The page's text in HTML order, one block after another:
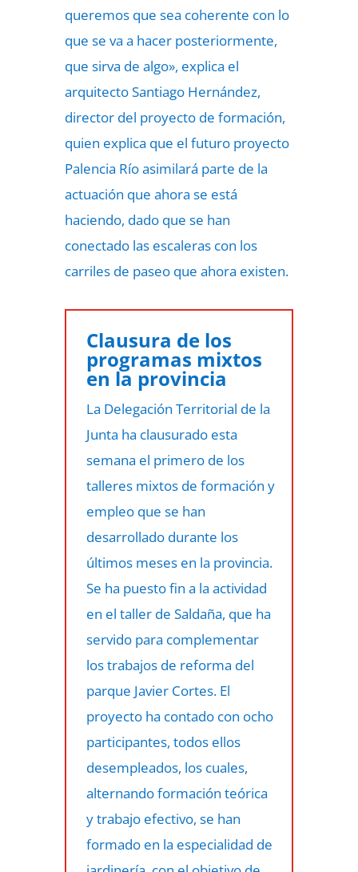
queremos que sea coherente con lo
que se va a hacer posteriormente,
que sirva de algo», explica el
arquitecto Santiago Hernández,
director del proyecto de formación,
quien explica que el futuro proyecto
Palencia Río asimilará parte de la
actuación que ahora se está
haciendo, dado que se han
conectado las escaleras con los
carriles de paseo que ahora existen.
Clausura de los
programas mixtos
en la provincia
La Delegación Territorial de la
Junta ha clausurado esta
semana el primero de los
talleres mixtos de formación y
empleo que se han
desarrollado durante los
últimos meses en la provincia.
Se ha puesto fin a la actividad
en el taller de Saldaña, que ha
servido para complementar
los trabajos de reforma del
parque Javier Cortes. El
proyecto ha contado con ocho
participantes, todos ellos
desempleados, los cuales,
alternando formación teórica
y trabajo efectivo, se han
formado en la especialidad de